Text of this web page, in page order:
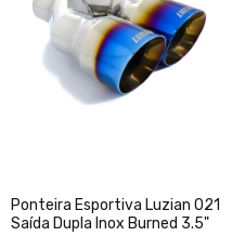
Ponteira Esportiva Luzian 021
Saída Dupla Inox Burned 3.5"